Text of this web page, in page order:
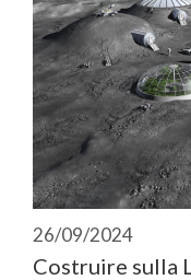
26/09/2024
Costruire sulla